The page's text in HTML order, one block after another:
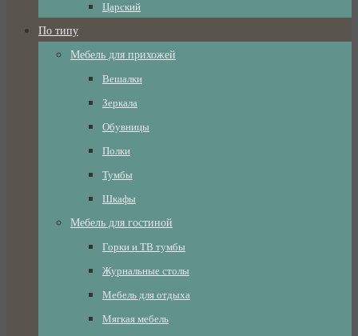
Царский
По типу
Мебель для прихожей
Вешалки
Зеркала
Обувницы
Полки
Тумбы
Шкафы
Мебель для гостиной
Горки и ТВ тумбы
Журнальные столы
Мебель для отдыха
Мягкая мебель